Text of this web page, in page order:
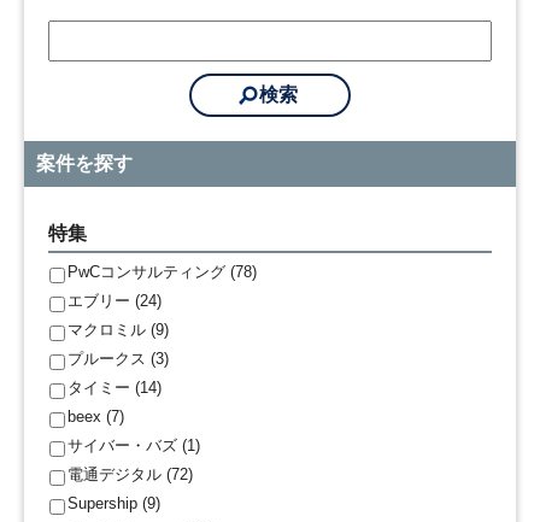
案件を探す
特集
PwCコンサルティング (78)
エブリー (24)
マクロミル (9)
プルークス (3)
タイミー (14)
beex (7)
サイバー・バズ (1)
電通デジタル (72)
Supership (9)